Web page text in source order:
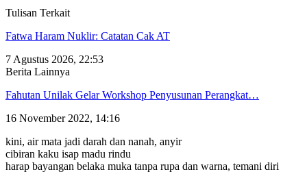
Tulisan Terkait
Fatwa Haram Nuklir: Catatan Cak AT
7 Agustus 2026, 22:53
Berita Lainnya
Fahutan Unilak Gelar Workshop Penyusunan Perangkat…
16 November 2022, 14:16
kini, air mata jadi darah dan nanah, anyir
cibiran kaku isap madu rindu
harap bayangan belaka muka tanpa rupa dan warna, temani diri